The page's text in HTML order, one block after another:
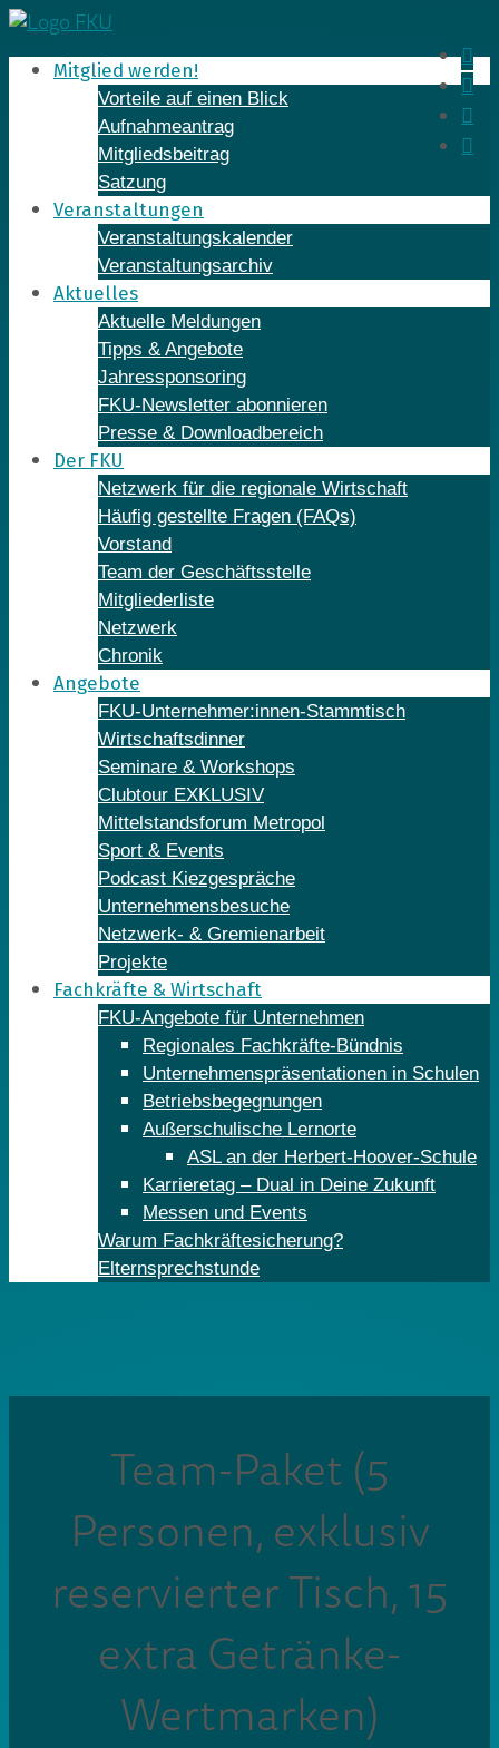
Skip
to
contentMitglied werden!
Vorteile auf einen Blick
Aufnahmeantrag
Mitgliedsbeitrag
Satzung
Veranstaltungen
Veranstaltungskalender
Veranstaltungsarchiv
Aktuelles
Aktuelle Meldungen
Tipps & Angebote
Jahressponsoring
FKU-Newsletter abonnieren
Presse & Downloadbereich
Der FKU
Netzwerk für die regionale Wirtschaft
Häufig gestellte Fragen (FAQs)
Vorstand
Team der Geschäftsstelle
Mitgliederliste
Netzwerk
Chronik
Angebote
FKU-Unternehmer:innen-Stammtisch
Wirtschaftsdinner
Seminare & Workshops
Clubtour EXKLUSIV
Mittelstandsforum Metropol
Sport & Events
Podcast Kiezgespräche
Unternehmensbesuche
Netzwerk- & Gremienarbeit
Projekte
Fachkräfte & Wirtschaft
FKU-Angebote für Unternehmen
Regionales Fachkräfte-Bündnis
Unternehmenspräsentationen in Schulen
Betriebsbegegnungen
Außerschulische Lernorte
ASL an der Herbert-Hoover-Schule
Karrieretag – Dual in Deine Zukunft
Messen und Events
Warum Fachkräftesicherung?
Elternsprechstunde
Team-Paket (5
Personen, exklusiv
reservierter Tisch, 15
extra Getränke-
Wertmarken)